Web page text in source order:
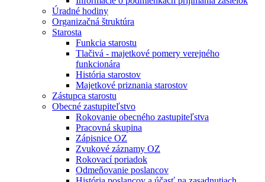
Úradné hodiny
Organizačná štruktúra
Starosta
Funkcia starostu
Tlačivá - majetkové pomery verejného
funkcionára
História starostov
Majetkové priznania starostov
Zástupca starostu
Obecné zastupiteľstvo
Rokovanie obecného zastupiteľstva
Pracovná skupina
Zápisnice OZ
Zvukové záznamy OZ
Rokovací poriadok
Odmeňovanie poslancov